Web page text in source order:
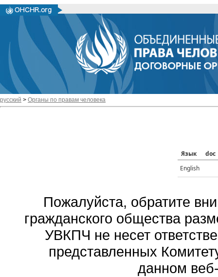
русский > Органы по правам человека
Язык
doc
English
Пожалуйста, обратите
гражданского общества
УВКПЧ не несет
представленных
данном